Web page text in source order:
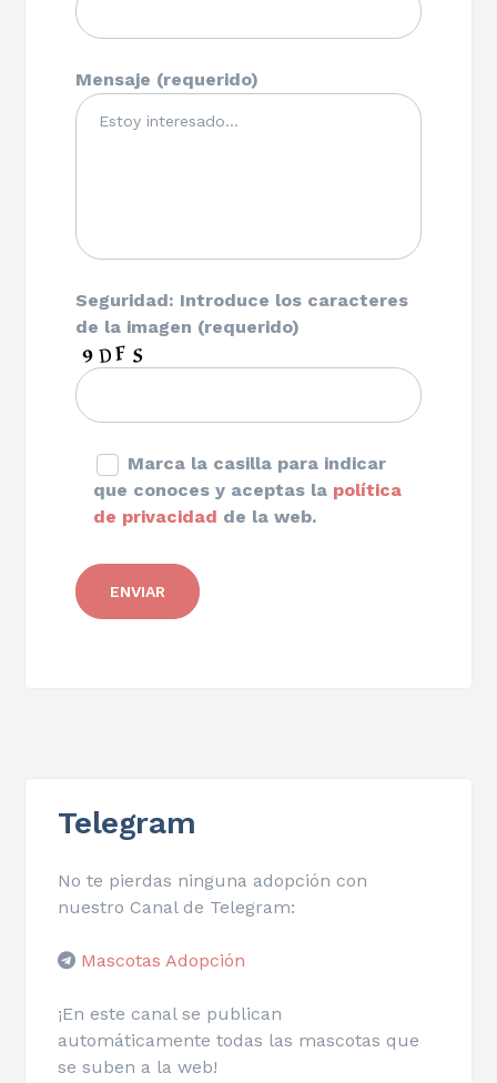
Mensaje (requerido)
Seguridad: Introduce los caracteres
de la imagen (requerido)
Marca la casilla para indicar
que conoces y aceptas la política
de privacidad de la web.
Telegram
No te pierdas ninguna adopción con
nuestro Canal de Telegram:
Mascotas Adopción
¡En este canal se publican
automáticamente todas las mascotas que
se suben a la web!